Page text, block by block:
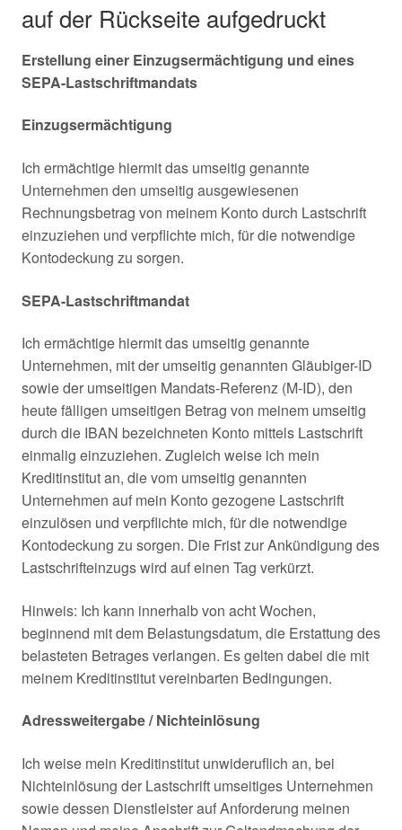
auf der Rückseite aufgedruckt
Erstellung einer Einzugsermächtigung und eines
SEPA-Lastschriftmandats
Einzugsermächtigung
Ich ermächtige hiermit das umseitig genannte
Unternehmen den umseitig ausgewiesenen
Rechnungsbetrag von meinem Konto durch Lastschrift
einzuziehen und verpflichte mich, für die notwendige
Kontodeckung zu sorgen.
SEPA-Lastschriftmandat
Ich ermächtige hiermit das umseitig genannte
Unternehmen, mit der umseitig genannten Gläubiger-ID
sowie der umseitigen Mandats-Referenz (M-ID), den
heute fälligen umseitigen Betrag von meinem umseitig
durch die IBAN bezeichneten Konto mittels Lastschrift
einmalig einzuziehen. Zugleich weise ich mein
Kreditinstitut an, die vom umseitig genannten
Unternehmen auf mein Konto gezogene Lastschrift
einzulösen und verpflichte mich, für die notwendige
Kontodeckung zu sorgen. Die Frist zur Ankündigung des
Lastschrifteinzugs wird auf einen Tag verkürzt.
Hinweis: Ich kann innerhalb von acht Wochen,
beginnend mit dem Belastungsdatum, die Erstattung des
belasteten Betrages verlangen. Es gelten dabei die mit
meinem Kreditinstitut vereinbarten Bedingungen.
Adressweitergabe / Nichteinlösung
Ich weise mein Kreditinstitut unwideruflich an, bei
Nichteinlösung der Lastschrift umseitiges Unternehmen
sowie dessen Dienstleister auf Anforderung meinen